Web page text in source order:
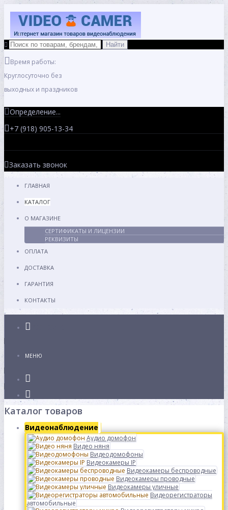
Время работы:
Круглосуточно без
выходных и праздников
Определение...
+7 (918) 905-13-34
Заказать звонок
ГЛАВНАЯ
КАТАЛОГ
О МАГАЗИНЕ
СЕРТИФИКАТЫ И ЛИЦЕНЗИИ
РЕКВИЗИТЫ
ОПЛАТА
ДОСТАВКА
ГАРАНТИЯ
КОНТАКТЫ
МЕНЮ
Каталог товаров
Видеонаблюдение
Аудио домофон
Видео няня
Видеодомофоны
Видеокамеры IP
Видеокамеры беспроводные
Видеокамеры проводные
Видеокамеры уличные
Видеорегистраторы
автомобильные